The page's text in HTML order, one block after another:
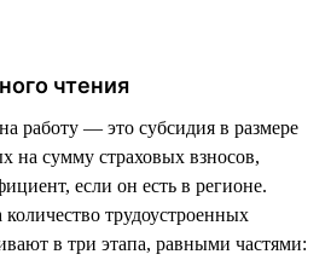
чтения
работу — это субсидия в размере
на сумму страховых взносов,
если он есть в регионе.
трудоустроенных
в три этапа, равными частями: